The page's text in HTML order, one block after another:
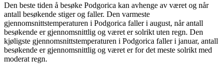
Den beste tiden å besøke Podgorica kan avhenge av været og når
antall besøkende stiger og faller. Den varmeste
gjennomsnittstemperaturen i Podgorica faller i august, når antall
besøkende er gjennomsnittlig og været er solrikt uten regn. Den
kjøligste gjennomsnittstemperaturen i Podgorica faller i januar, antall
besøkende er gjennomsnittlig og været er for det meste solrikt med
moderat regn.